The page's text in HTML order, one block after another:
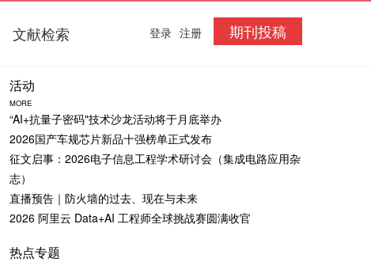
文献检索 期刊投稿
登录 注册
活动
MORE
“AI+抗量子密码"技术沙龙活动将于月底举办
2026国产车规芯片新品十强榜单正式发布
征文启事：2026电子信息工程学术研讨会（集成电路应用杂
志）
直播预告｜防火墙的过去、现在与未来
2026 阿里云 Data+AI 工程师全球挑战赛圆满收官
热点专题